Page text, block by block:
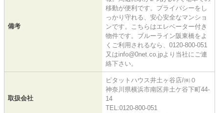
備考
移動が便利です。プライバシーをし
っかり守れる、安心安全なマンショ
ンです。こちらはエレベーター付き
物件です。ブルーライン阪東橋をよ
くご利用されるなら、0120-800-051
又はinfo@0net.co.jpより当社にご連
絡下さい。
取扱会社
ピタットハウス井土ヶ谷店/㈱０
神奈川県横浜市南区井土ケ谷下町44-
14
TEL:0120-800-051